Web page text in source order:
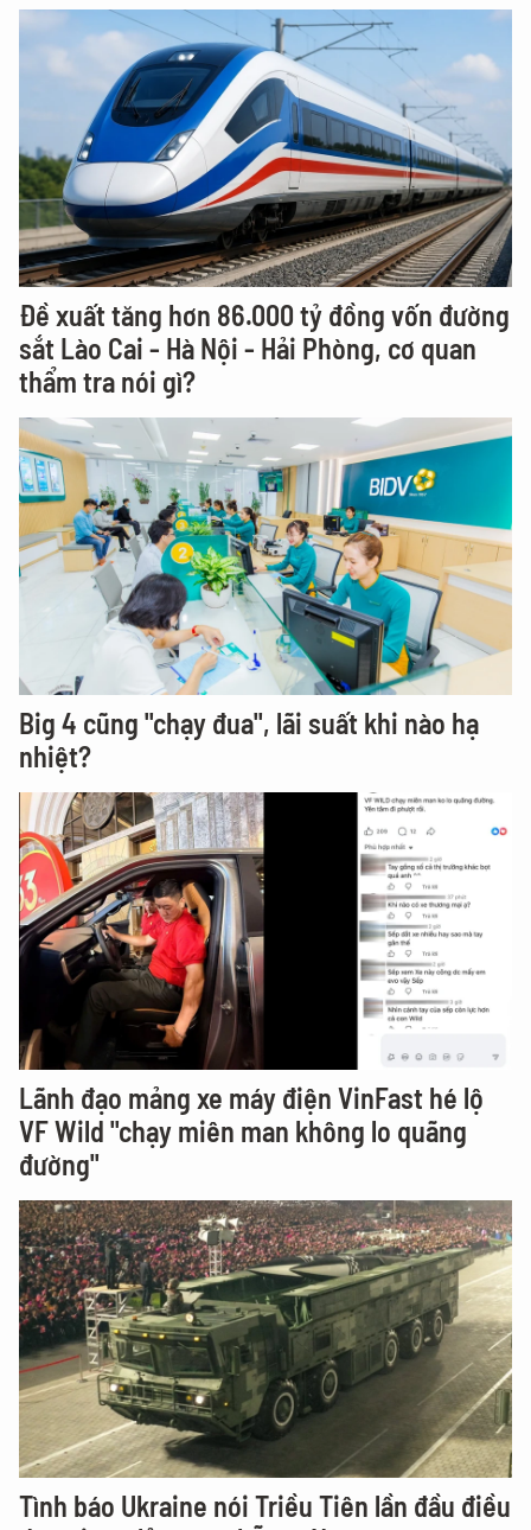
Đề xuất tăng hơn 86.000 tỷ đồng vốn đường
sắt Lào Cai - Hà Nội - Hải Phòng, cơ quan
thẩm tra nói gì?
Big 4 cũng "chạy đua", lãi suất khi nào hạ
nhiệt?
Lãnh đạo mảng xe máy điện VinFast hé lộ
VF Wild "chạy miên man không lo quãng
đường"
Tình báo Ukraine nói Triều Tiên lần đầu điều